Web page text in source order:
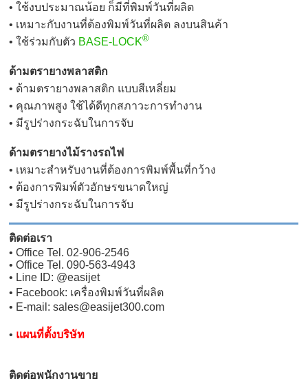
• ใช้งบประมาณน้อย ก็มีที่พิมพ์วันที่ผลิต
• เหมาะกับงานที่ต้องพิมพ์วันที่ผลิต ลงบนสินค้า
• ใช้ร่วมกับตัว BASE-LOCK®
ด้ามตรายางพลาสติก
• ด้ามตรายางพลาสติก แบบสีเหลี่ยม
• คุณภาพสูง ใช้ได้ดีทุกสภาวะการทำงาน
• มีรูปร่างกระฉับในการจับ
ด้ามตรายางไม้รางรถไฟ
• เหมาะสำหรับงานที่ต้องการพิมพ์พื้นที่กว้าง
• ต้องการพิมพ์ตัวอักษรขนาดใหญ่
• มีรูปร่างกระฉับในการจับ
ติดต่อเรา
• Office Tel. 02-906-2546
• Office Tel. 090-563-4943
• Line ID: @easijet
• Facebook: เครื่องพิมพ์วันที่ผลิต
• E-mail: sales@easijet300.com
• แผนที่ตั้งบริษัท
ติดต่อพนักงานขาย